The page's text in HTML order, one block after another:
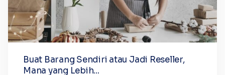
Buat Barang Sendiri atau Jadi Reseller,
Mana yang Lebih...